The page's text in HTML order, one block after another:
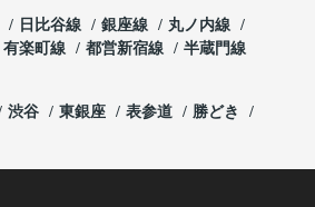
日比谷線 銀座線
丸ノ内線
有楽町線 都営新宿線 半蔵門線
渋谷 東銀座 表参道
勝どき